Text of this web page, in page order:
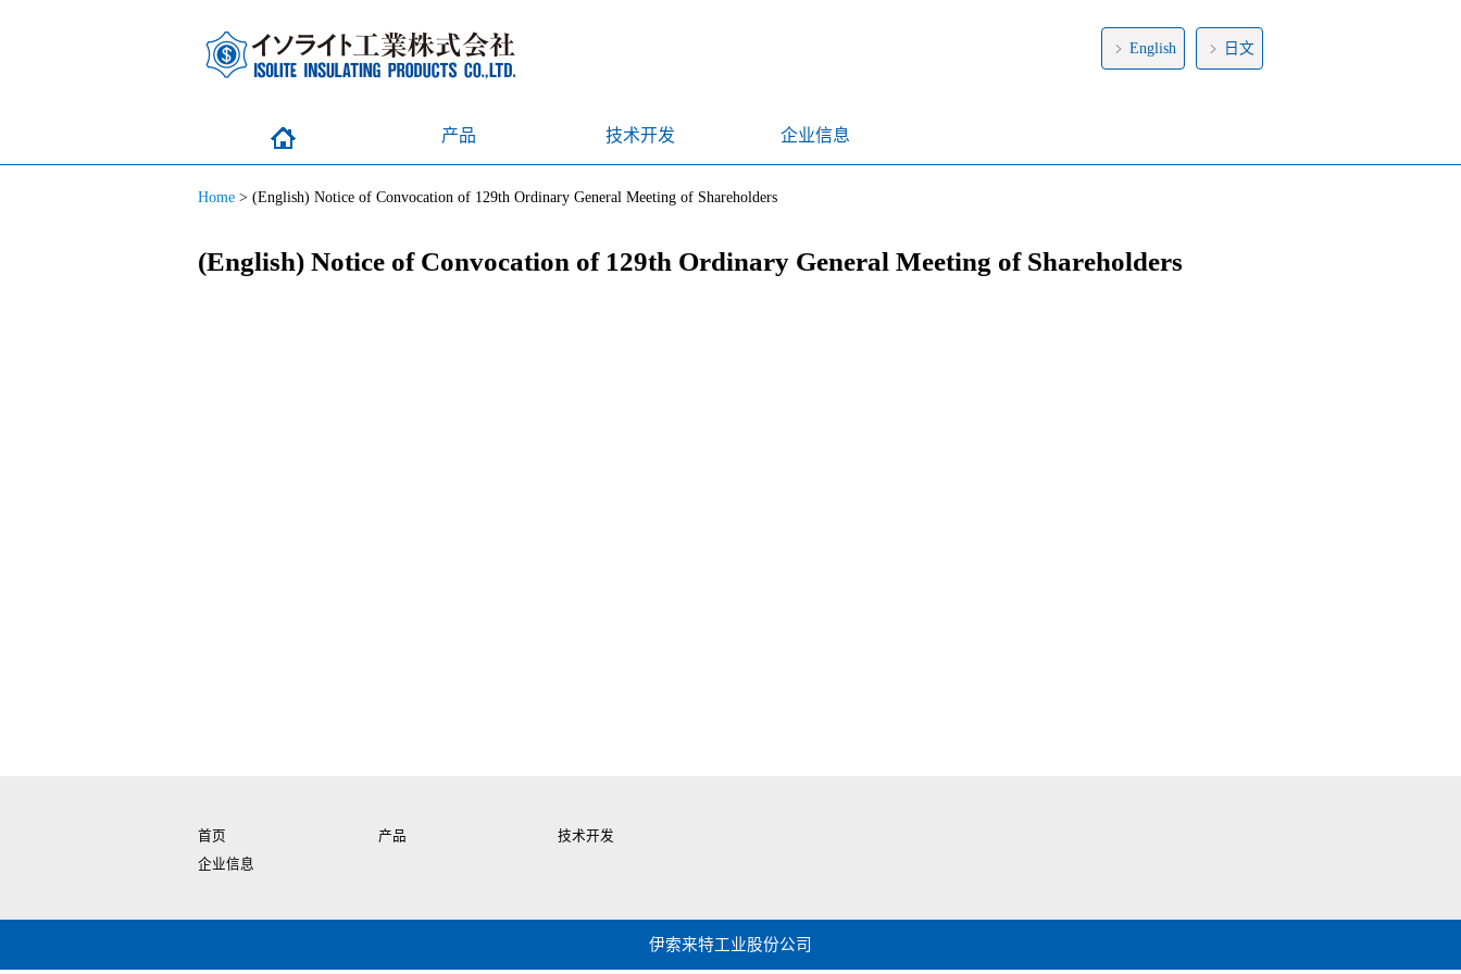
English 日文
产品 技术开发 企业信息
Home > (English) Notice of Convocation of 129th Ordinary General Meeting of Shareholders
(English) Notice of Convocation of 129th Ordinary General Meeting of Shareholders
首页 产品
技术开发
企业信息
伊索来特工业股份公司